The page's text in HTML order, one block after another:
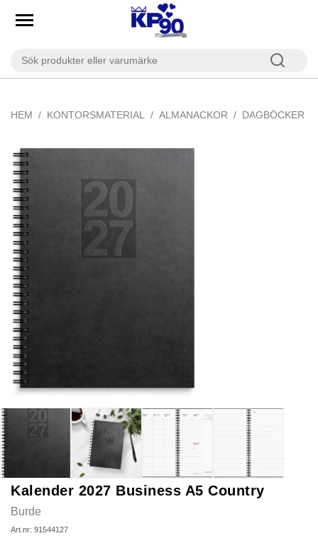
HEM KONTORSMATERIAL ALMANACKOR DAGBÖCKER
Kalender 2027 Business A5 Country
Burde
Art.nr: 91544127